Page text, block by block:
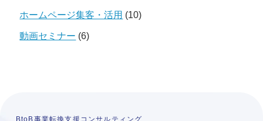
ホームページ集客・活用 (10)
動画セミナー (6)